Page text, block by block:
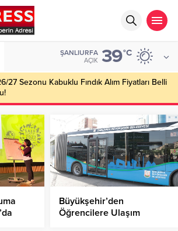
ŞANLIURFA
AÇIK 39°C
Belediyesi Her Gün 4 Bin 898 Kişiye Sıcak
Ulaştırıyor!
Büyükşehir’den
Öğrencilere Ulaşım